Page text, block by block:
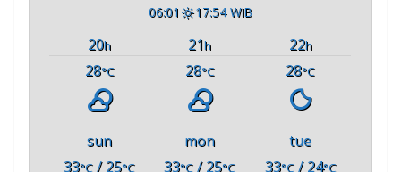
06:01 17:54 WIB
20h 21h 22h
28°C 28°C 28°C
sun mon
tue
33°C / 25°C 33°C / 25°C 33°C/ 24°C